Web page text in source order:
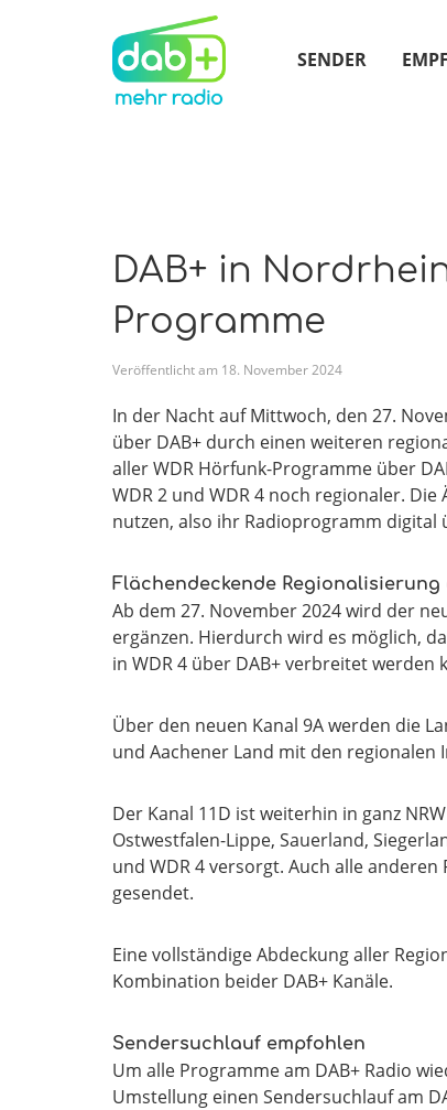
SENDER
DAB+ in
Programme
Veröffentlicht am 18. November2024
In der Nacht auf Mittwoch, den 27.
über DAB+ durch einen weiteren
aller WDR Hörfunk-Programme über
WDR 2 und WDR 4 noch regionaler.
nutzen, also ihr Radioprogramm digital
Flächendeckende Regionalisierung
Ab dem 27. November 2024 wird der
ergänzen. Hierdurch wird es möglich,
in WDR 4 über DAB+ verbreitet werden
Über den neuen Kanal 9A werden die
und Aachener Land mit den regionalen
Der Kanal 11D ist weiterhin in ganz
Ostwestfalen-Lippe, Sauerland,
und WDR 4 versorgt. Auch alle
gesendet.
Eine vollständige Abdeckung aller
Kombination beider DAB+ Kanäle.
Sendersuchlauf empfohlen
Um alle Programme am DAB+ Radio
Umstellung einen Sendersuchlauf am